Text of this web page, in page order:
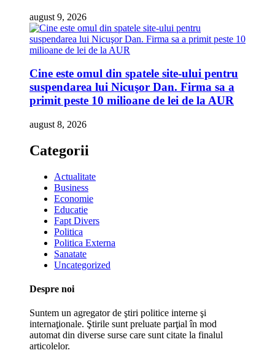
august 9, 2026
Cine este omul din spatele site-ului pentru
suspendarea lui Nicuşor Dan. Firma sa a
primit peste 10 milioane de lei de la AUR
august 8, 2026
Categorii
Actualitate
Business
Economie
Educatie
Fapt Divers
Politica
Politica Externa
Sanatate
Uncategorized
Despre noi
Suntem un agregator de ştiri politice interne şi
internaţionale. Ştirile sunt preluate parţial în mod
automat din diverse surse care sunt citate la finalul
articolelor.